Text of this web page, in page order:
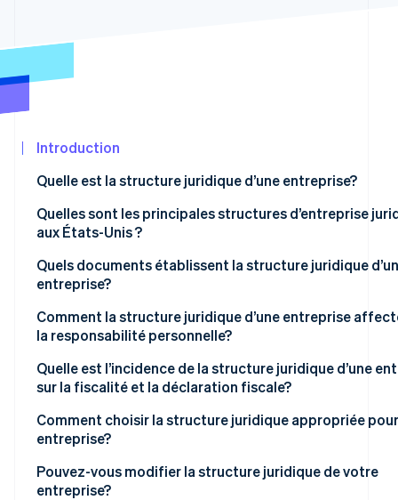
Élimination du carbone
Stripe Sessions 2026
Découvrez comment Stripe construit l’infrastructure
l’IA.
Regarder
Introduction
Quelle est la structure juridique d’une entreprise?
Quelles sont les principales structures d’entreprise
aux États-Unis ?
Quels documents établissent la structure juridique
entreprise?
Comment la structure juridique d’une entreprise
la responsabilité personnelle?
Quelle est l’incidence de la structure juridique d’une
sur la fiscalité et la déclaration fiscale?
Impôt sur le revenu
Impôts d’État et taxes locales
Impôts sur les travailleurs indépendants
Comment choisir la structure juridique appropriée
entreprise?
Pouvez-vous modifier la structure juridique de votre
entreprise?